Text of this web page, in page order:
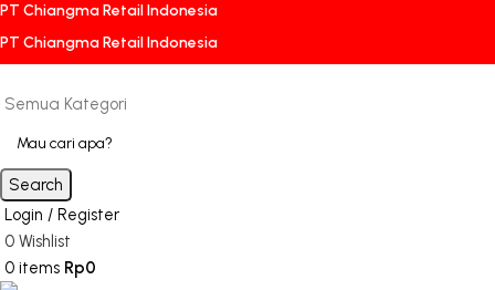
PT Chiangma Retail Indonesia
PT Chiangma Retail Indonesia
Semua Kategori
Search
Login / Register
0 Wishlist
0 items Rp0